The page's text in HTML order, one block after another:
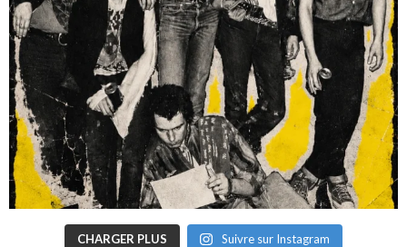
CHARGER PLUS Suivre sur Instagram